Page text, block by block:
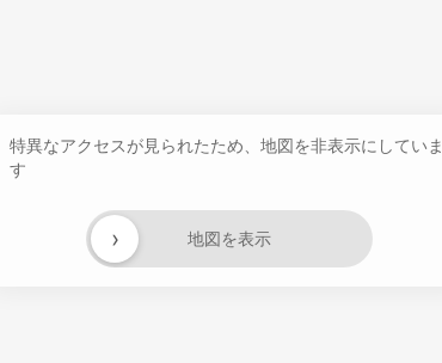
特異なアクセスが見られたため、地図を非表示にしていま
す
地図を表示
›